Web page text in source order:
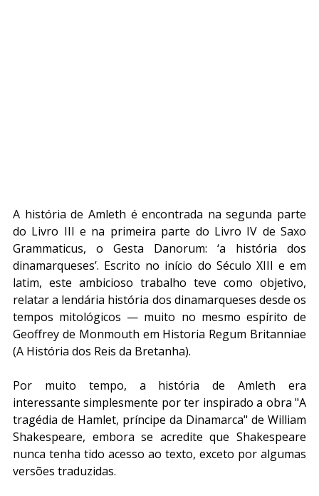
A história de Amleth é encontrada na segunda parte
do Livro III e na primeira parte do Livro IV de Saxo
Grammaticus, o Gesta Danorum: ‘a história dos
dinamarqueses’. Escrito no início do Século XIII e em
latim, este ambicioso trabalho teve como objetivo,
relatar a lendária história dos dinamarqueses desde os
tempos mitológicos — muito no mesmo espírito de
Geoffrey de Monmouth em Historia Regum Britanniae
(A História dos Reis da Bretanha).
Por muito tempo, a história de Amleth era
interessante simplesmente por ter inspirado a obra "A
tragédia de Hamlet, príncipe da Dinamarca" de William
Shakespeare, embora se acredite que Shakespeare
nunca tenha tido acesso ao texto, exceto por algumas
versões traduzidas.